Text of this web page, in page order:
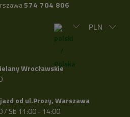
574 704 806
Wrocławskie
od ul.Prozy, Warszawa
/ Sb 11:00 - 14:00